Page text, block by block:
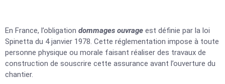
En France, l’obligation dommages ouvrage est définie par la loi
Spinetta du 4 janvier 1978. Cette réglementation impose à toute
personne physique ou morale faisant réaliser des travaux de
construction de souscrire cette assurance avant l’ouverture du
chantier.